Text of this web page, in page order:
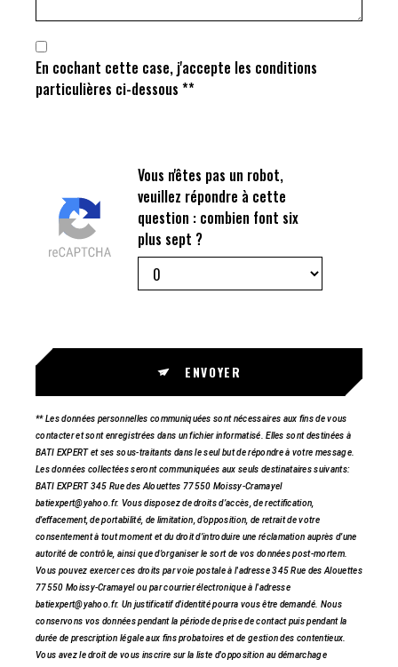
En cochant cette case, j'accepte les conditions
particulières ci-dessous **
Vous n'êtes pas un robot,
veuillez répondre à cette
question : combien font six
plus sept ?
ENVOYER
** Les données personnelles communiquées sont nécessaires aux fins de vous
contacter et sont enregistrées dans un fichier informatisé. Elles sont destinées à
BATI EXPERT et ses sous-traitants dans le seul but de répondre à votre message.
Les données collectées seront communiquées aux seuls destinataires suivants:
BATI EXPERT 345 Rue des Alouettes 77550 Moissy-Cramayel
batiexpert@yahoo.fr. Vous disposez de droits d’accès, de rectification,
d’effacement, de portabilité, de limitation, d’opposition, de retrait de votre
consentement à tout moment et du droit d’introduire une réclamation auprès d’une
autorité de contrôle, ainsi que d’organiser le sort de vos données post-mortem.
Vous pouvez exercer ces droits par voie postale à l'adresse 345 Rue des Alouettes
77550 Moissy-Cramayel ou par courrier électronique à l'adresse
batiexpert@yahoo.fr. Un justificatif d'identité pourra vous être demandé. Nous
conservons vos données pendant la période de prise de contact puis pendant la
durée de prescription légale aux fins probatoires et de gestion des contentieux.
Vous avez le droit de vous inscrire sur la liste d'opposition au démarchage